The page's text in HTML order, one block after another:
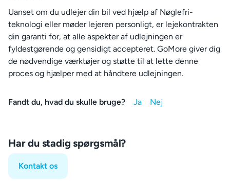
Uanset om du udlejer din bil ved hjælp af Nøglefri-
teknologi eller møder lejeren personligt, er lejekontrakten
din garanti for, at alle aspekter af udlejningen er
fyldestgørende og gensidigt accepteret. GoMore giver dig
de nødvendige værktøjer og støtte til at lette denne
proces og hjælper med at håndtere udlejningen.
Fandt du, hvad du skulle bruge?
Har du stadig spørgsmål?
Kontakt os